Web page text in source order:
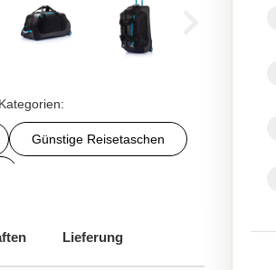
Günstige Reisetaschen
Lieferung